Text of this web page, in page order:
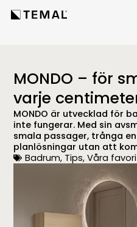
MONDO – för
varje
MONDO är utvecklad för
inte fungerar. Med sin
smala passager, trånga
planlösningar utan att
Badrum, Tips,Våra